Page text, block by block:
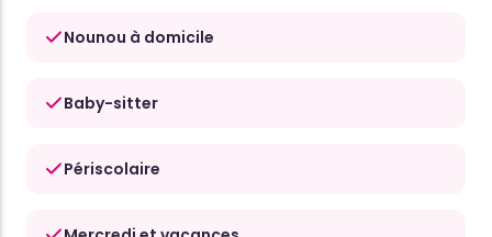
Nounou à domicile
Baby-sitter
Périscolaire